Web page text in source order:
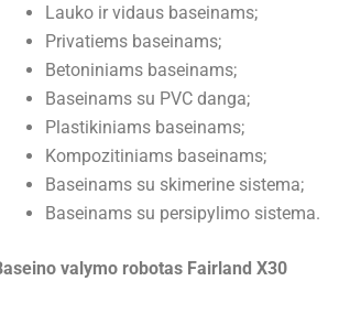
Lauko ir vidaus baseinams;
Privatiems baseinams;
Betoniniams baseinams;
Baseinams su PVC danga;
Plastikiniams baseinams;
Kompozitiniams baseinams;
Baseinams su skimerine sistema;
Baseinams su persipylimo sistema.
valymo robotas Fairland X30